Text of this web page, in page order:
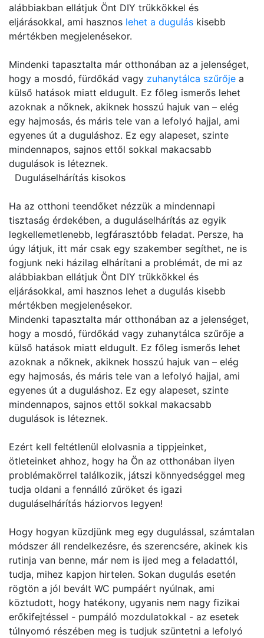
alábbiakban ellátjuk Önt DIY trükkökkel és
eljárásokkal, ami hasznos lehet a dugulás kisebb
mértékben megjelenésekor.
Mindenki tapasztalta már otthonában az a jelenséget,
hogy a mosdó, fürdőkád vagy zuhanytálca szűrője a
külső hatások miatt eldugult. Ez főleg ismerős lehet
azoknak a nőknek, akiknek hosszú hajuk van – elég
egy hajmosás, és máris tele van a lefolyó hajjal, ami
egyenes út a duguláshoz. Ez egy alapeset, szinte
mindennapos, sajnos ettől sokkal makacsabb
dugulások is léteznek.
Duguláselhárítás kisokos
Ha az otthoni teendőket nézzük a mindennapi
tisztaság érdekében, a duguláselhárítás az egyik
legkellemetlenebb, legfárasztóbb feladat. Persze, ha
úgy látjuk, itt már csak egy szakember segíthet, ne is
fogjunk neki házilag elhárítani a problémát, de mi az
alábbiakban ellátjuk Önt DIY trükkökkel és
eljárásokkal, ami hasznos lehet a dugulás kisebb
mértékben megjelenésekor.
Mindenki tapasztalta már otthonában az a jelenséget,
hogy a mosdó, fürdőkád vagy zuhanytálca szűrője a
külső hatások miatt eldugult. Ez főleg ismerős lehet
azoknak a nőknek, akiknek hosszú hajuk van – elég
egy hajmosás, és máris tele van a lefolyó hajjal, ami
egyenes út a duguláshoz. Ez egy alapeset, szinte
mindennapos, sajnos ettől sokkal makacsabb
dugulások is léteznek.
Ezért kell feltétlenül elolvasnia a tippjeinket,
ötleteinket ahhoz, hogy ha Ön az otthonában ilyen
problémakörrel találkozik, játszi könnyedséggel meg
tudja oldani a fennálló zűröket és igazi
duguláselhárítás háziorvos legyen!
Hogy hogyan küzdjünk meg egy dugulással, számtalan
módszer áll rendelkezésre, és szerencsére, akinek kis
rutinja van benne, már nem is ijed meg a feladattól,
tudja, mihez kapjon hirtelen. Sokan dugulás esetén
rögtön a jól bevált WC pumpáért nyúlnak, ami
köztudott, hogy hatékony, ugyanis nem nagy fizikai
erőkifejtéssel - pumpáló mozdulatokkal - az esetek
túlnyomó részében meg is tudjuk szüntetni a lefolyó